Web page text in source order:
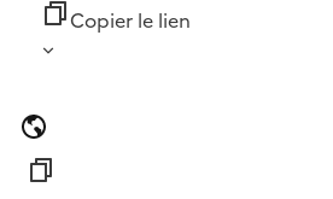
Copier le lien